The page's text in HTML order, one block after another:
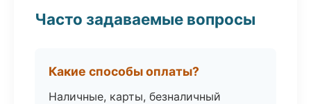
Часто задаваемые вопросы
Какие способы оплаты?
Наличные, карты, безналичный